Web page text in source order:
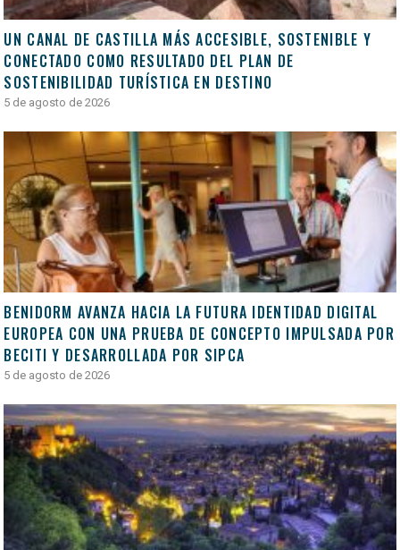
UN CANAL DE CASTILLA MÁS ACCESIBLE, SOSTENIBLE Y
CONECTADO COMO RESULTADO DEL PLAN DE
SOSTENIBILIDAD TURÍSTICA EN DESTINO
5 de agosto de 2026
BENIDORM AVANZA HACIA LA FUTURA IDENTIDAD DIGITAL
EUROPEA CON UNA PRUEBA DE CONCEPTO IMPULSADA POR
BECITI Y DESARROLLADA POR SIPCA
5 de agosto de 2026